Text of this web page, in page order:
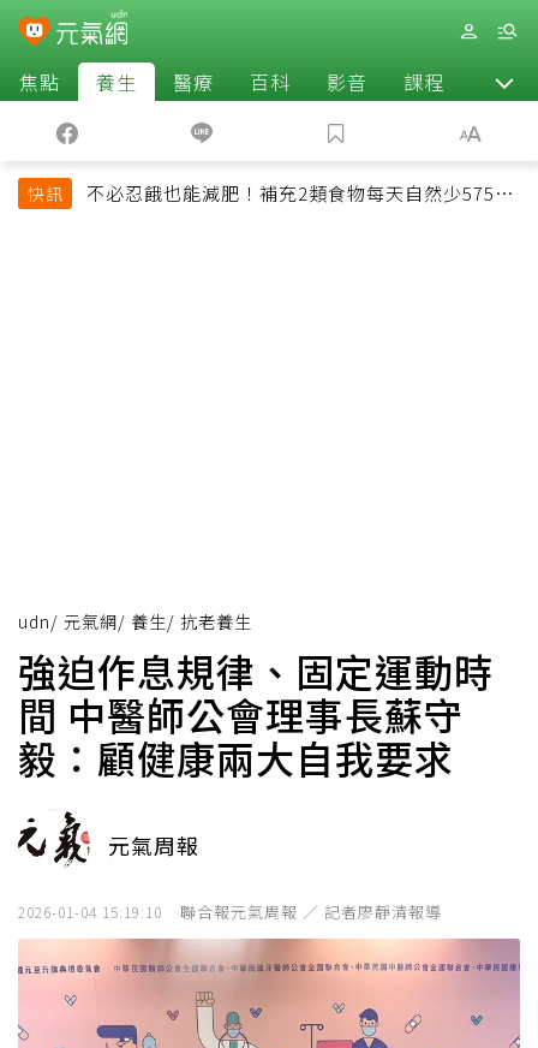
焦點 養生 醫療 百科 影音 課程 退休
快訊
不必忍餓也能減肥！補充2類食物每天自然少575大
udn/ 元氣網/ 養生/ 抗老養生
強迫作息規律、固定運動時
間 中醫師公會理事長蘇守
毅：顧健康兩大自我要求
元氣周報
2026-01-04 15:19:10 聯合報元氣周報 ／ 記者廖靜清報導